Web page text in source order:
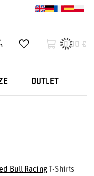
0,00 €
OUTLET
Bull RacingT-Shirts